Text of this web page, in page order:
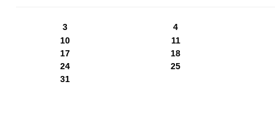
3
4
10
11
17
18
24
25
31